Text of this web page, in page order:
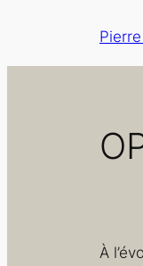
contenu
À